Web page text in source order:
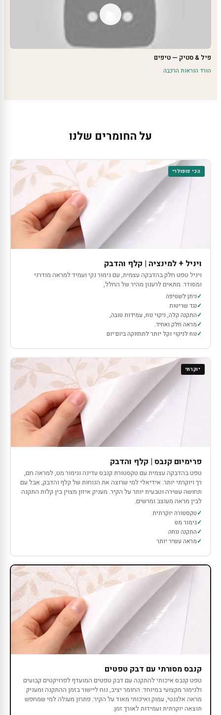
פיל & סטיק — טיפים
הורד הוראות הרכבה
על החומרים שלנו
הכי פופולרי
ויניל + למינציה | קלף והדבק
ויניל טפט חלק בהדבקה עצמית, עם גימור נקי ועמיד למראה מודרני
ומסודר. מתאים לרענון מהיר של החלל,
ניתן לשטיפה
נגד שריטות
התקנה קלה, ניקוי נוח, עמידות טובה,
מראה חלק ואחיד.
נוח לניקוי וקל יותר לתחזוקה ביום־יום
יוקרתי
פרימיום קנבס | קלף והדבק
טפט בהדבקה עצמית עם טקסטורת קנבס עדינה וגימור מט, למראה חם,
רך ויוקרתי יותר. אידיאלי למי שרוצה את הנוחות של קלף והדבק, אבל עם
תחושה עשירה וטבעית יותר על הקיר. מעניק איזון מצוין בין קלות התקנה
לבין מראה מעוצב ומרשים.
טקסטורה יוקרתית
גימור מט
התקנה נוחה
מראה עשיר יותר
קנבס מסורתי עם דבק טפטים
טפט קנבס איכותי להתקנה עם דבק טפטים המועדף לפרויקטים קבועים
ולגימור מקצועי במיוחד. החומר יציב, נוח ליישור בזמן ההתקנה ומעניק
מראה אלגנטי, עמוק ואיכותי מאוד על הקיר. פתרון מעולה למי שמחפש
תוצאה יוקרתית ועמידות לאורך זמן.